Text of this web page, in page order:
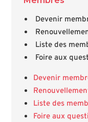
Devenir
Liste des
Foire aux
Devenir
Liste des
Foire aux